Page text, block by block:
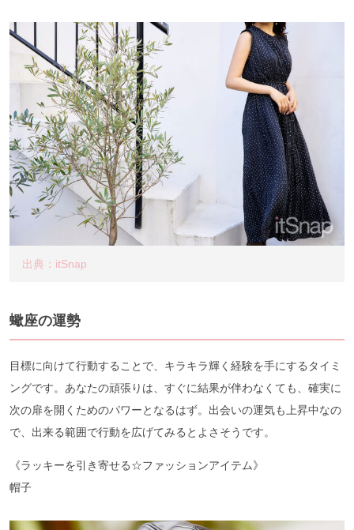
出典：itSnap
蠍座の運勢
目標に向けて行動することで、キラキラ輝く経験を手にするタイミ
ングです。あなたの頑張りは、すぐに結果が伴わなくても、確実に
次の扉を開くためのパワーとなるはず。出会いの運気も上昇中なの
で、出来る範囲で行動を広げてみるとよさそうです。
《ラッキーを引き寄せる☆ファッションアイテム》
帽子